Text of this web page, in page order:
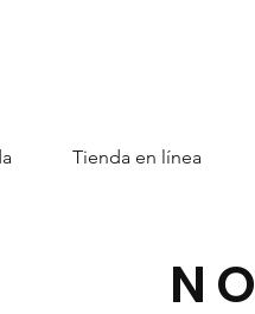
Tienda en línea